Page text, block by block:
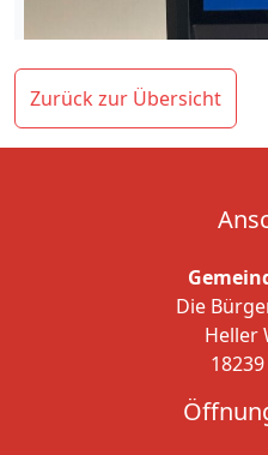
Zurück zur Übersicht
Die
Heller